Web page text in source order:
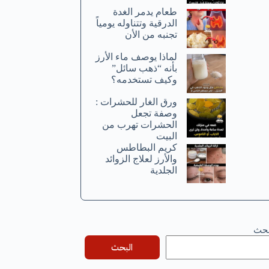
طعام يدمر الغدة
الدرقية وتتناوله يومياً
تجنبه من الأن
لماذا يوصف ماء الأرز
بأنه “ذهب سائل”
وكيف تستخدمه؟
ورق الغار للحشرات :
وصفة تجعل
الحشرات تهرب من
البيت
كريم البطاطس
والأرز لعلاج الزوائد
الجلدية
البحث